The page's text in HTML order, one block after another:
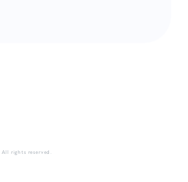
All rights reserved.